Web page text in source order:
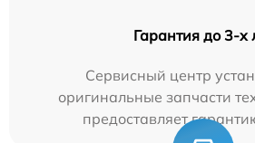
Гарантия до 3-х
Сервисный центр
оригинальные запчасти
предоставляет